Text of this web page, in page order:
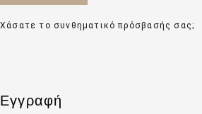
Χάσατε το συνθηματικό πρόσβασής σας;
Εγγραφή